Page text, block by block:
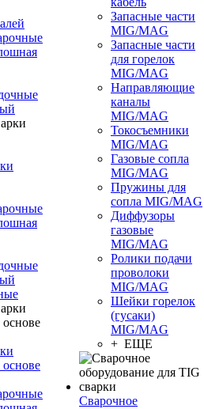
Запасные части
MIG/MAG
Запасные части
для горелок
MIG/MAG
Направляющие
каналы
MIG/MAG
Токосъемники
MIG/MAG
Газовые сопла
MIG/MAG
Пружины для
сопла MIG/MAG
Диффузоры
газовые
MIG/MAG
Ролики подачи
проволоки
MIG/MAG
Шейки горелок
(гусаки)
MIG/MAG
+ ЕЩЕ
Сварочное